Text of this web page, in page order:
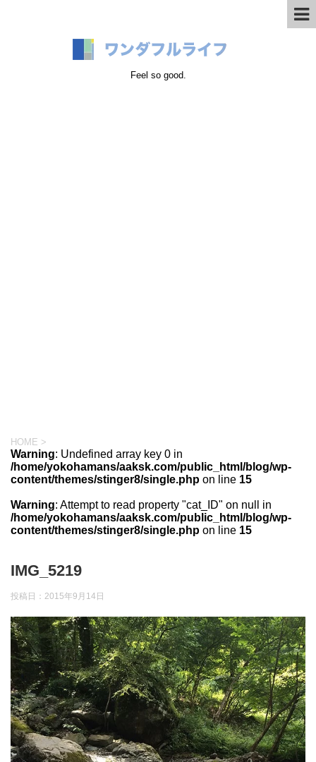
Feel so good.
HOME >
Warning: Undefined array key 0 in
/home/yokohamans/aaksk.com/public_html/blog/wp-
content/themes/stinger8/single.php on line 15
Warning: Attempt to read property "cat_ID" on null in
/home/yokohamans/aaksk.com/public_html/blog/wp-
content/themes/stinger8/single.php on line 15
IMG_5219
投稿日： 2015年9月14日